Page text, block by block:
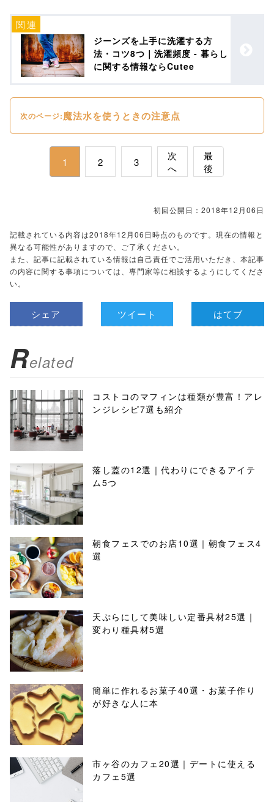
ジーンズを上手に洗濯する方
法・コツ8つ｜洗濯頻度 - 暮らし
に関する情報ならCutee
次のページ:魔法水を使うときの注意点
1 2 3
次
へ
最
後
初回公開日：2018年12月06日
記載されている内容は2018年12月06日時点のものです。現在の情報と
異なる可能性がありますので、ご了承ください。
また、記事に記載されている情報は自己責任でご活用いただき、本記事
の内容に関する事項については、専門家等に相談するようにしてくださ
い。
シェア ツイート はてブ
Related
コストコのマフィンは種類が豊富！アレ
ンジレシピ7選も紹介
落し蓋の12選｜代わりにできるアイテ
ム5つ
朝食フェスでのお店10選｜朝食フェス4
選
天ぷらにして美味しい定番具材25選｜
変わり種具材5選
簡単に作れるお菓子40選・お菓子作り
が好きな人に本
市ヶ谷のカフェ20選｜デートに使える
カフェ5選